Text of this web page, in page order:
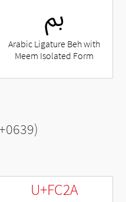
ﰈ
Arabic Ligature Beh with
Meem Isolated Form
U+FC2A